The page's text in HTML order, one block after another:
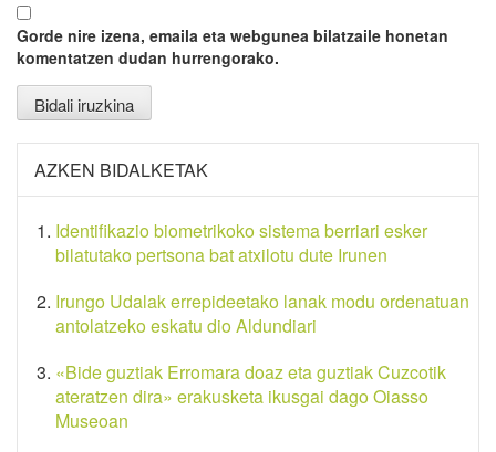
Gorde nire izena, emaila eta webgunea bilatzaile honetan
komentatzen dudan hurrengorako.
AZKEN BIDALKETAK
Identifikazio biometrikoko sistema berriari esker
bilatutako pertsona bat atxilotu dute Irunen
Irungo Udalak errepideetako lanak modu ordenatuan
antolatzeko eskatu dio Aldundiari
«Bide guztiak Erromara doaz eta guztiak Cuzcotik
ateratzen dira» erakusketa ikusgai dago Oiasso
Museoan